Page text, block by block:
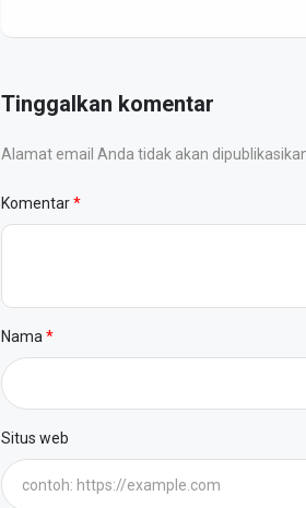
Tinggalkan komentar
Alamat email Anda tidak akan
Komentar
Nama
Situs web